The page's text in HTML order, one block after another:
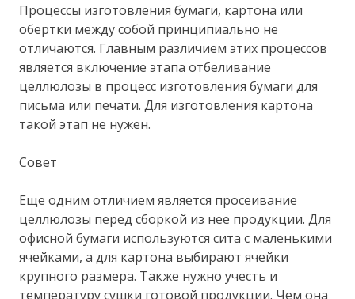
Процессы изготовления бумаги, картона или
обертки между собой принципиально не
отличаются. Главным различием этих процессов
является включение этапа отбеливание
целлюлозы в процесс изготовления бумаги для
письма или печати. Для изготовления картона
такой этап не нужен.
Совет
Еще одним отличием является просеивание
целлюлозы перед сборкой из нее продукции. Для
офисной бумаги используются сита с маленькими
ячейками, а для картона выбирают ячейки
крупного размера. Также нужно учесть и
температуру сушки готовой продукции. Чем она